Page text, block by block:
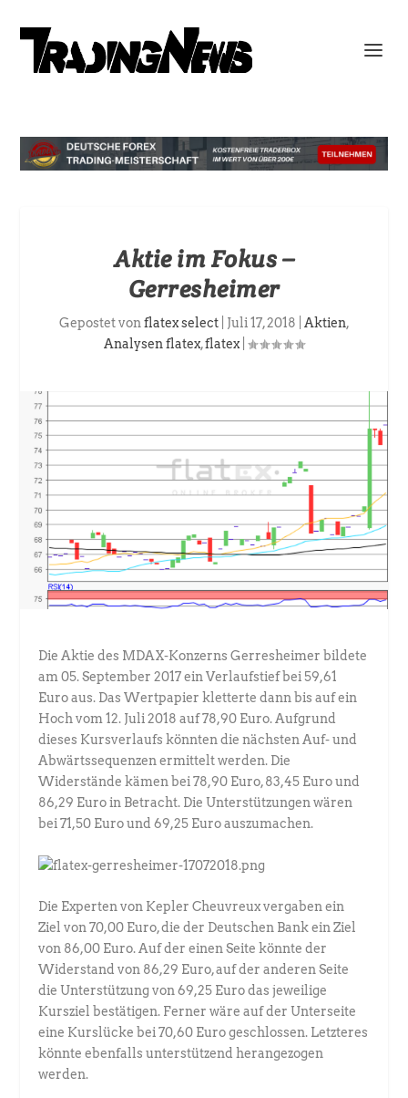
Aktie im Fokus –
Gerresheimer
Gepostet vonflatex select| Juli 17, 2018 Aktien,
Analysen flatex,flatex
Die Aktie des MDAX-Konzerns Gerresheimer bildete
am 05. September 2017 ein Verlaufstief bei 59,61
Euro aus. Das Wertpapier kletterte dann bis auf ein
Hoch vom 12. Juli 2018 auf 78,90 Euro. Aufgrund
dieses Kursverlaufs könnten die nächsten Auf- und
Abwärtssequenzen ermittelt werden. Die
Widerstände kämen bei 78,90 Euro, 83,45 Euro und
86,29 Euro in Betracht. Die Unterstützungen wären
bei 71,50 Euro und 69,25 Euro auszumachen.
Die Experten von Kepler Cheuvreux vergaben ein
Ziel von 70,00 Euro, die der Deutschen Bank ein Ziel
von 86,00 Euro. Auf der einen Seite könnte der
Widerstand von 86,29 Euro, auf der anderen Seite
die Unterstützung von 69,25 Euro das jeweilige
Kursziel bestätigen. Ferner wäre auf der Unterseite
eine Kurslücke bei 70,60 Euro geschlossen. Letzteres
könnte ebenfalls unterstützend herangezogen
werden.